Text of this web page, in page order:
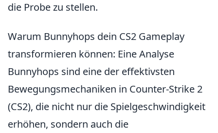
die Probe zu stellen.
Warum Bunnyhops dein CS2 Gameplay
transformieren können: Eine Analyse
Bunnyhops sind eine der effektivsten
Bewegungsmechaniken in Counter-Strike 2
(CS2), die nicht nur die Spielgeschwindigkeit
erhöhen, sondern auch die